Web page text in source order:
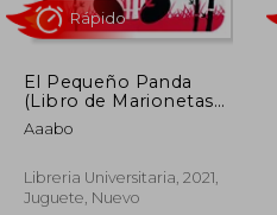
El Pequeño Panda
(Libro de Marionetas
de Dedo)
Aaabo
Libreria Universitaria, 2021,
Juguete, Nuevo
Rápido